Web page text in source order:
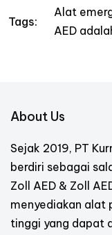
Tags:
Alat
AED
About Us
Sejak 2019, PT
berdiri sebagai
Zoll AED & Zoll
menyediakan alat
tinggi yang dapat